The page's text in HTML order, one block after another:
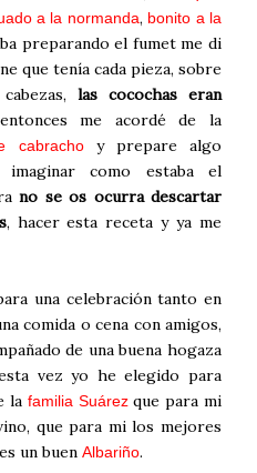
a la normanda, bonito a la
preparando el fumet me di
que tenía cada pieza, sobre
las cocochas eran
me acordé de la
cabrachoy prepare algo
como estaba el
no se os ocurra descartar
, hacer esta receta y ya me
una celebración tanto en
comida o cena con amigos,
de una buena hogaza
vez yo he elegido para
la familia Suárezque para mi
que para mi los mejores
un buen Albariño.